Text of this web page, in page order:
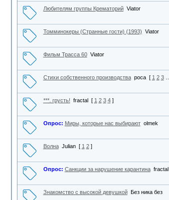
Любителям группы Крематорий Viator
Томминокеры (Странные гости) (1993) Viator
Фильм Трасса 60 Viator
Стихи собственного производства роса [ 1 2 3
***. грусть! fractal [ 1 2 3 4 ]
Опрос: Миры, которые нас выбирают olmek
Волна Julian [ 1 2 ]
Опрос: Санкции за нарушение карантина fractal
Знакомство с высокой девушкой Без ника без